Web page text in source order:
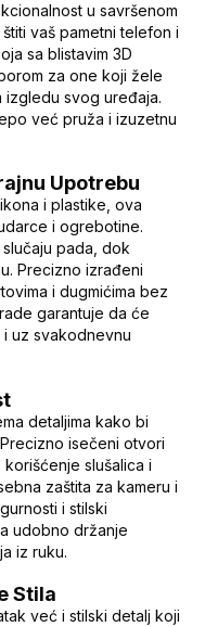
u savršenom
vaš pametni telefon i
sa blistavim 3D
za one koji žele
izgledu svog uređaja.
već pruža i izuzetnu
Upotrebu
i plastike, ova
i ogrebotine.
pada, dok
Precizno izrađeni
i dugmićima bez
garantuje da će
uz svakodnevnu
detaljima kako bi
isečeni otvori
slušalica i
zaštita za kameru i
i stilski
udobno držanje
iz ruku.
Stila
već i stilski detalj koji